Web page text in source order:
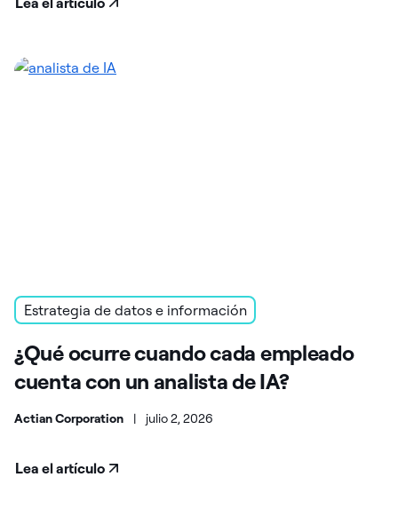
Estrategia de datos e información
¿Qué ocurre cuando cada empleado
cuenta con un analista de IA?
Actian Corporation | julio 2, 2026
Lea el artículo